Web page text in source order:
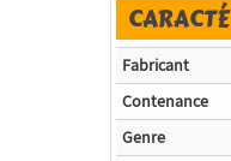
Fabricant
Contenance
Genre